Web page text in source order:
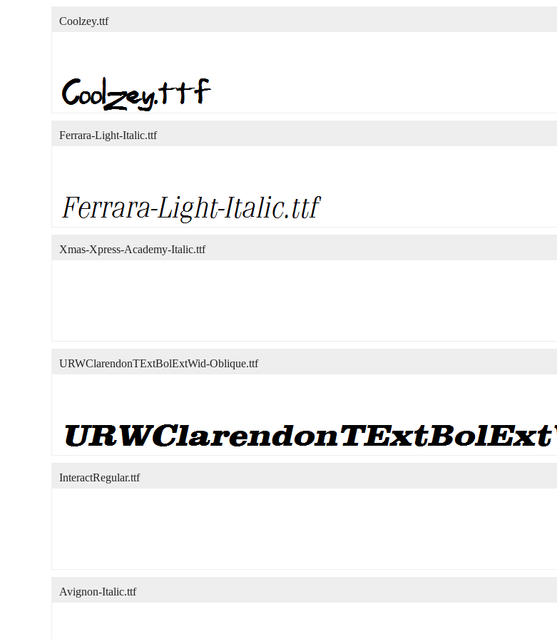
Coolzey.ttf
Ferrara-Light-Italic.ttf
Xmas-Xpress-Academy-Italic.ttf
URWClarendonTExtBolExtWid-Oblique.ttf
InteractRegular.ttf
Avignon-Italic.ttf